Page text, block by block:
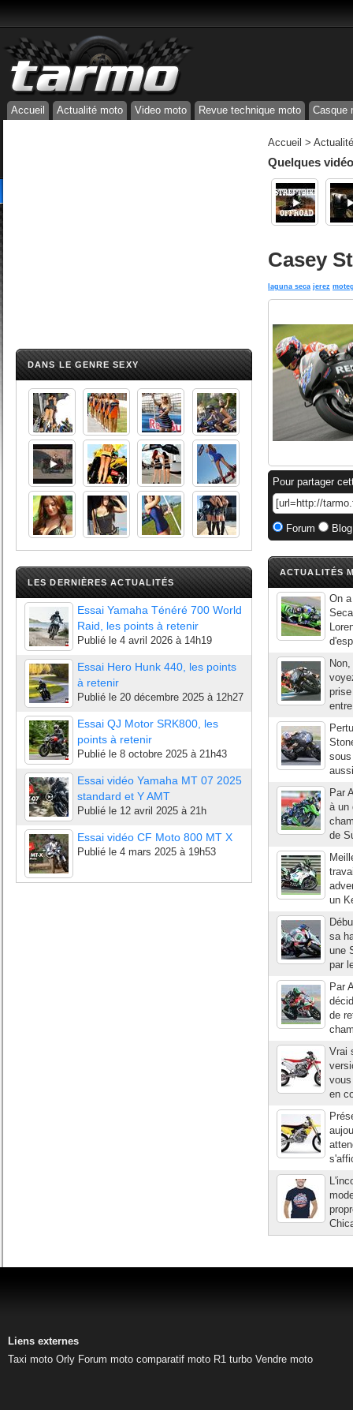
Accueil Actualité moto Video moto Revue technique moto Casque
DANS LE GENRE SEXY
LES DERNIÈRES ACTUALITÉS
Essai Yamaha Ténéré 700 World
Raid, les points à retenir
Publié le 4 avril 2026 à 14h19
Essai Hero Hunk 440, les points
à retenir
Publié le 20 décembre 2025 à 12h27
Essai QJ Motor SRK800, les
points à retenir
Publié le 8 octobre 2025 à 21h43
Essai vidéo Yamaha MT 07 2025
standard et Y AMT
Publié le 12 avril 2025 à 21h
Essai vidéo CF Moto 800 MT X
Publié le 4 mars 2025 à 19h53
Accueil >
Quelques
Casey
laguna seca jerez
Pour partager
Forum
ACTUALITÉS
On
Par
à un
de
un
sa
une
par
Par
de
Vrai
en
Liens externes
Taxi moto Orly Forum moto comparatif moto R1 turbo Vendre moto